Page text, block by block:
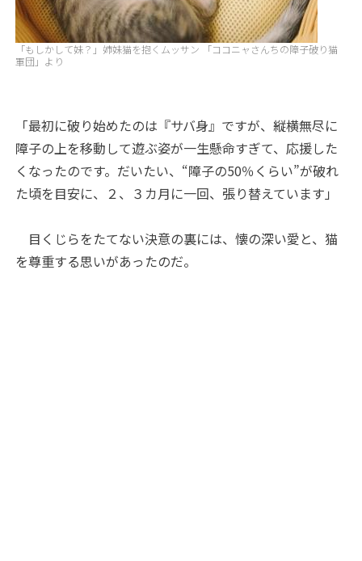
「もしかして妹？」姉妹猫を抱くムッサン 「ココニャさんちの障子破り猫
軍団」より
「最初に破り始めたのは『サバ身』ですが、縦横無尽に
障子の上を移動して遊ぶ姿が一生懸命すぎて、応援した
くなったのです。だいたい、“障子の50％くらい”が破れ
た頃を目安に、２、３カ月に一回、張り替えています」
目くじらをたてない決意の裏には、懐の深い愛と、猫
を尊重する思いがあったのだ。